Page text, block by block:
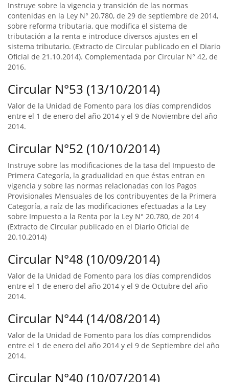
Instruye sobre la vigencia y transición de las normas
contenidas en la Ley N° 20.780, de 29 de septiembre de 2014,
sobre reforma tributaria, que modifica el sistema de
tributación a la renta e introduce diversos ajustes en el
sistema tributario. (Extracto de Circular publicado en el Diario
Oficial de 21.10.2014). Complementada por Circular N° 42, de
2016.
Circular N°53 (13/10/2014)
Valor de la Unidad de Fomento para los días comprendidos
entre el 1 de enero del año 2014 y el 9 de Noviembre del año
2014.
Circular N°52 (10/10/2014)
Instruye sobre las modificaciones de la tasa del Impuesto de
Primera Categoría, la gradualidad en que éstas entran en
vigencia y sobre las normas relacionadas con los Pagos
Provisionales Mensuales de los contribuyentes de la Primera
Categoría, a raíz de las modificaciones efectuadas a la Ley
sobre Impuesto a la Renta por la Ley N° 20.780, de 2014
(Extracto de Circular publicado en el Diario Oficial de
20.10.2014)
Circular N°48 (10/09/2014)
Valor de la Unidad de Fomento para los días comprendidos
entre el 1 de enero del año 2014 y el 9 de Octubre del año
2014.
Circular N°44 (14/08/2014)
Valor de la Unidad de Fomento para los días comprendidos
entre el 1 de enero del año 2014 y el 9 de Septiembre del año
2014.
Circular N°40 (10/07/2014)